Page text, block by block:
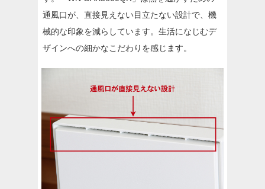
通風口が、直接見えない目立たない設計で、機
械的な印象を減らしています。生活になじむデ
ザインへの細かなこだわりを感じます。